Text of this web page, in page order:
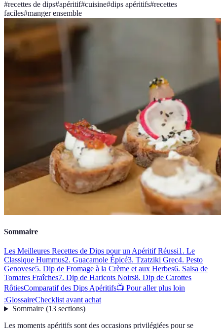
#recettes de dips#apéritif#cuisine#dips apéritifs#recettes
faciles#manger ensemble
Sommaire
Les Meilleures Recettes de Dips pour un Apéritif Réussi1. Le
Classique Hummus2. Guacamole Épicé3. Tzatziki Grec4. Pesto
Genovese5. Dip de Fromage à la Crème et aux Herbes6. Salsa de
Tomates Fraîches7. Dip de Haricots Noirs8. Dip de Carottes
RôtiesComparatif des Dips Apéritifs📺 Pour aller plus loin
:GlossaireChecklist avant achat
Sommaire(13 sections)
Les moments apéritifs sont des occasions privilégiées pour se